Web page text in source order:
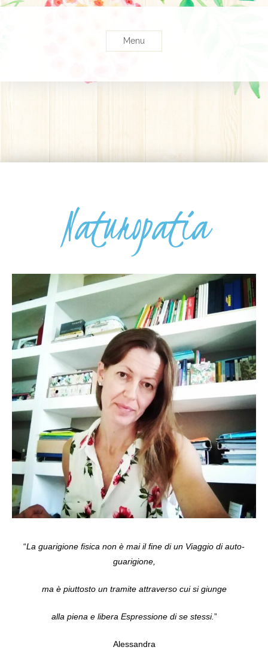
Menu
Naturopatia
“La guarigione fisica non è mai il fine di un Viaggio di auto-
guarigione,
ma è piuttosto un tramite attraverso cui si giunge
alla piena e libera Espressione di se stessi.”
Alessandra